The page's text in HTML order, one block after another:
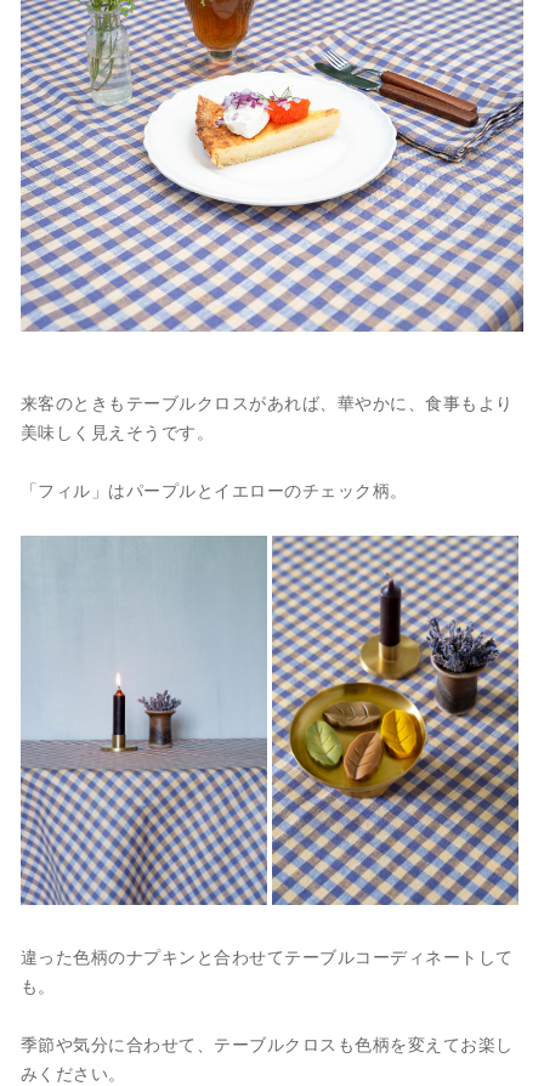
来客のときもテーブルクロスがあれば、華やかに、食事もより
美味しく見えそうです。
「フィル」はパープルとイエローのチェック柄。
違った色柄のナプキンと合わせてテーブルコーディネートして
も。
季節や気分に合わせて、テーブルクロスも色柄を変えてお楽し
みください。